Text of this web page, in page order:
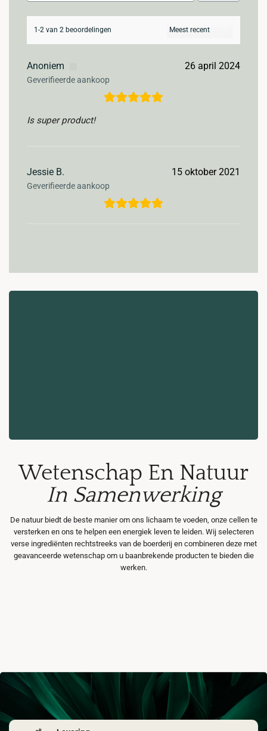
1-2 van 2 beoordelingen
Anoniem
Geverifieerde aankoop
26 april 2024
Is super product!
Jessie B.
Geverifieerde aankoop
15 oktober 2021
Wetenschap En Natuur
In Samenwerking
De natuur biedt de beste manier om ons lichaam te voeden, onze cellen te
versterken en ons te helpen een energiek leven te leiden. Wij selecteren
verse ingrediënten rechtstreeks van de boerderij en combineren deze met
geavanceerde wetenschap om u baanbrekende producten te bieden die
werken.